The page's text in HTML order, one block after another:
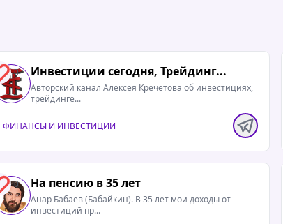
0 Инвестиции сегодня, Трейдинг...
Авторский канал Алексея Кречетова об инвестициях,
трейдинге...
ФИНАНСЫ И ИНВЕСТИЦИИ
0 На пенсию в 35 лет
Анар Бабаев (Бабайкин). В 35 лет мои доходы от
инвестиций пр...